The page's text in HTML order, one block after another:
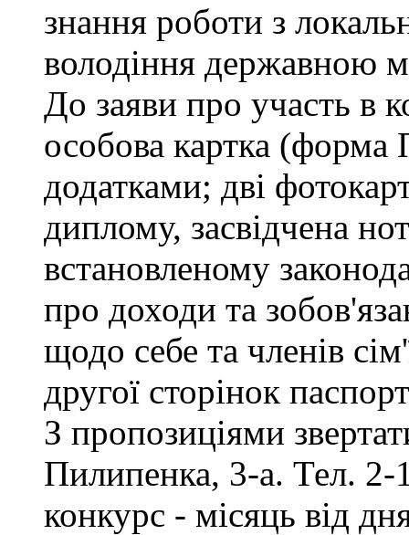
знання роботи з
володіння державною
До заяви про участь в
особова картка
додатками; дві
диплому, засвідчена
встановленому
про доходи та
щодо себе та членів
другої сторінок
З пропозиціями
Пилипенка, 3-а. Тел. 2-
конкурс - місяць від